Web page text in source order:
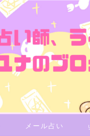
メール占い